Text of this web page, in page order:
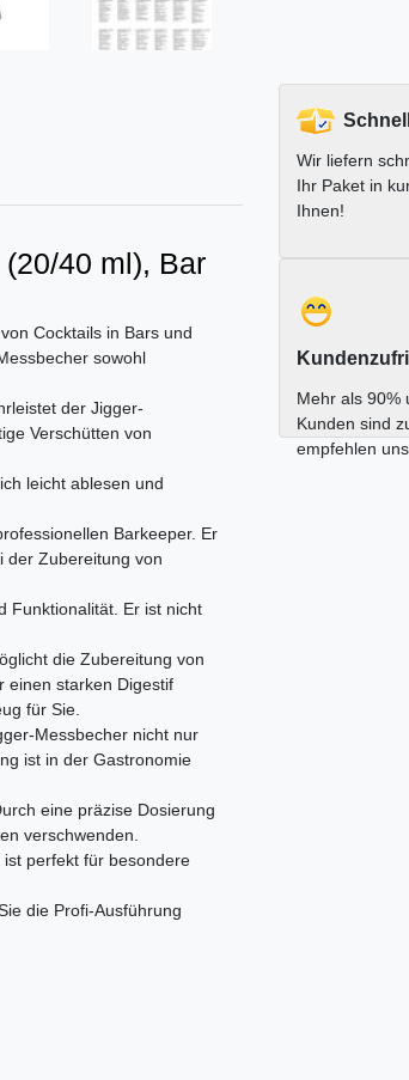
40 ml), Bar
Cocktails in Bars und
sowohl
der Jigger-
Verschütten von
leicht ablesen und
Barkeeper. Er
der Zubereitung von
Funktionalität. Er ist nicht
die Zubereitung von
einen starken Digestif
für Sie.
Messbecher nicht nur
ist in der Gastronomie
eine präzise Dosierung
verschwenden.
perfekt für besondere
die Profi-Ausführung
Wir liefern
Ihr Paket in
Ihnen!
Mehr als 90%
Kunden sind
empfehlen